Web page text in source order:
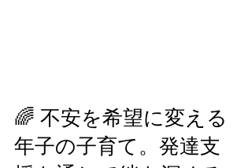
🌈 不安を希望に変える
年子の子育て。発達支